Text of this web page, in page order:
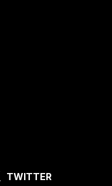
TWITTER